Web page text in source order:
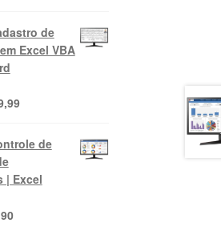
é:
R$39,99.
de
Excel VBA
O
atual
é:
R$99,99.
de
| Excel
O